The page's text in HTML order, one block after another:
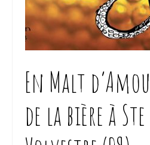
En Malt
de la bière à